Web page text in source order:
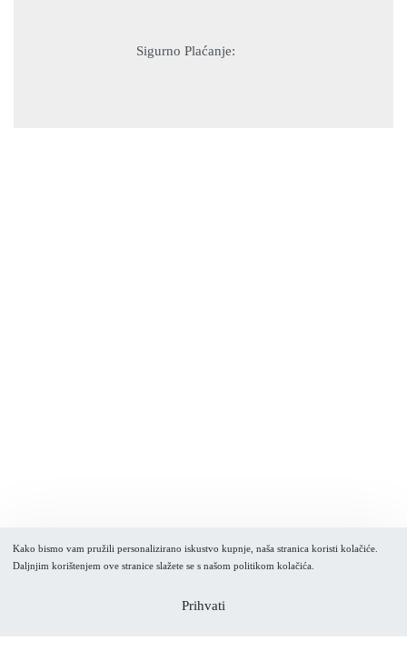
Sigurno Plaćanje:
Kako bismo vam pružili personalizirano iskustvo kupnje, naša stranica koristi kolačiće.
Daljnjim korištenjem ove stranice slažete se s našom politikom kolačića.
Prihvati